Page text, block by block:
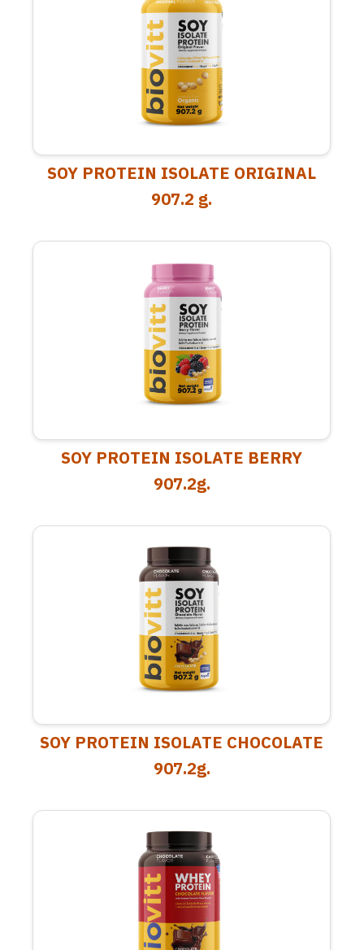
SOY PROTEIN ISOLATE ORIGINAL
907.2 g.
SOY PROTEIN ISOLATE BERRY
907.2g.
SOY PROTEIN ISOLATE CHOCOLATE
907.2g.